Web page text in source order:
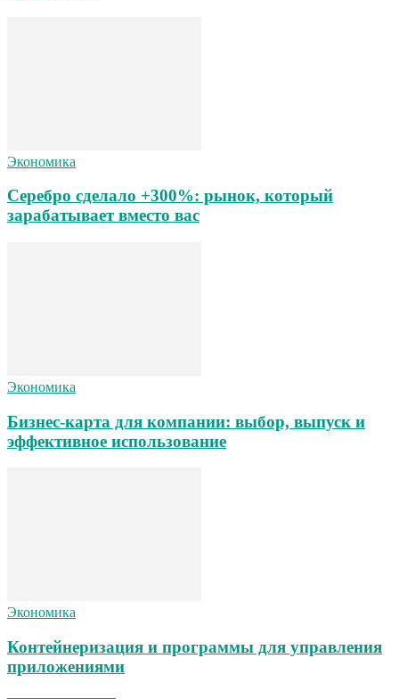
Экономика
Серебро сделало +300%: рынок, который
зарабатывает вместо вас
Экономика
Бизнес-карта для компании: выбор, выпуск и
эффективное использование
Экономика
Контейнеризация и программы для управления
приложениями